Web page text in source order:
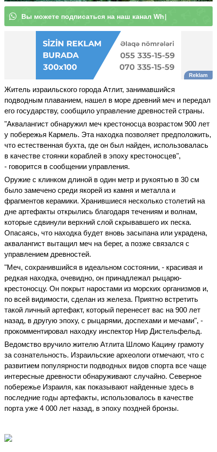
Вы можете подписат|
Житель израильского города Атлит, занимавшийся
подводным плаванием, нашел в море древний меч и передал
его государству, сообщило управление древностей страны.
"Аквалангист обнаружил меч крестоносца возрастом 900 лет
у побережья Кармель. Эта находка позволяет предположить,
что естественная бухта, где он был найден, использовалась
в качестве стоянки кораблей в эпоху крестоносцев",
- говорится в сообщении управления.
Оружие с клинком длиной в один метр и рукоятью в 30 см
было замечено среди якорей из камня и металла и
фрагментов керамики. Хранившиеся несколько столетий на
дне артефакты открылись благодаря течениям и волнам,
которые сдвинули верхний слой скрывавшего их песка.
Опасаясь, что находка будет вновь засыпана или украдена,
аквалангист вытащил меч на берег, а позже связался с
управлением древностей.
"Меч, сохранившийся в идеальном состоянии, - красивая и
редкая находка, очевидно, он принадлежал рыцарю-
крестоносцу. Он покрыт наростами из морских организмов и,
по всей видимости, сделан из железа. Приятно встретить
такой личный артефакт, который перенесет вас на 900 лет
назад, в другую эпоху, с рыцарями, доспехами и мечами", -
прокомментировал находку инспектор Нир Дистельфельд.
Ведомство вручило жителю Атлита Шломо Кацину грамоту
за сознательность. Израильские археологи отмечают, что с
развитием популярности подводных видов спорта все чаще
интересные древности обнаруживают случайно. Северное
побережье Израиля, как показывают найденные здесь в
последние годы артефакты, использовалось в качестве
порта уже 4 000 лет назад, в эпоху поздней бронзы.